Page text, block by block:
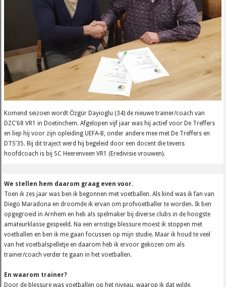
Komend seizoen wordt Ӧzgür Dayioglu (34) de nieuwe trainer/coach van
DZC’68 VR1 in Doetinchem. Afgelopen vijf jaar was hij actief voor De Treffers
en liep hij voor zijn opleiding UEFA-B, onder andere mee met De Treffers en
DTS’35. Bij dit traject werd hij begeleid door een docent die tevens
hoofdcoach is bij SC Heerenveen VR1 (Eredivisie vrouwen).
We stellen hem daarom graag even voor.
Toen ik zes jaar was ben ik begonnen met voetballen. Als kind was ik fan van
Diego Maradona en droomde ik ervan om profvoetballer te worden. Ik ben
opgegroeid in Arnhem en heb als spelmaker bij diverse clubs in de hoogste
amateurklasse gespeeld. Na een ernstige blessure moest ik stoppen met
voetballen en ben ik me gaan focussen op mijn studie. Maar ik houd te veel
van het voetbalspelletje en daarom heb ik ervoor gekozen om als
trainer/coach verder te gaan in het voetballen.
En waarom trainer?
Door de blessure was voetballen op het niveau, waarop ik dat wilde,